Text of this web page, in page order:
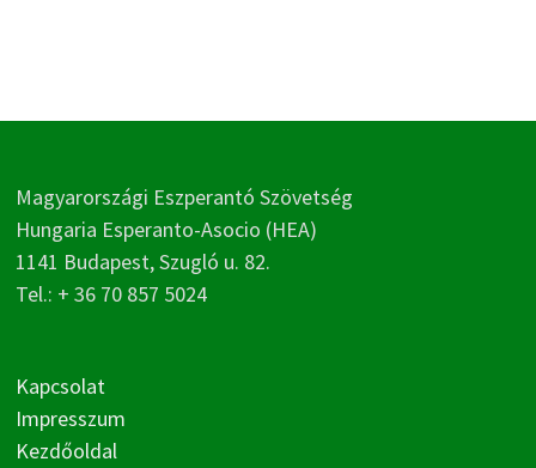
Magyarországi Eszperantó Szövetség
Hungaria Esperanto-Asocio (HEA)
1141 Budapest, Szugló u. 82.
Tel.: + 36 70 857 5024
Kapcsolat
Impresszum
Kezdőoldal